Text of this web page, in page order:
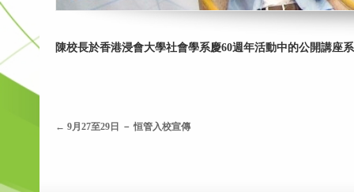
陳校長於香港浸會大學社會學系慶60週年活動中的公開講座
← 9月27至29日 － 恒管入校宣傳